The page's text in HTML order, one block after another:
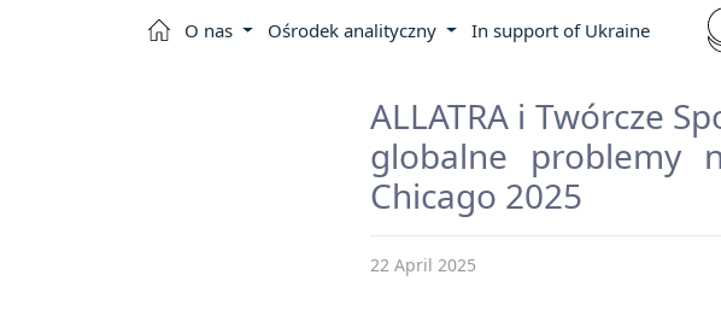
O nas Ośrodek analityczny In support of Ukraine
ALLATRA i Twórcze
globalne problemy
Chicago 2025
22 April 2025